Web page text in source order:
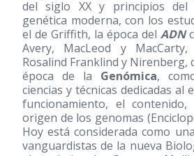
del siglo XX y principios del
genética moderna, con los
el de Griffith, la época del ADN
Avery, MacLeod y
Rosalind Franklind y Nirenberg,
época de la Genómica,
ciencias y técnicas dedicadas al
funcionamiento, el
origen de los genomas
Hoy está considerada como
vanguardistas de la nueva